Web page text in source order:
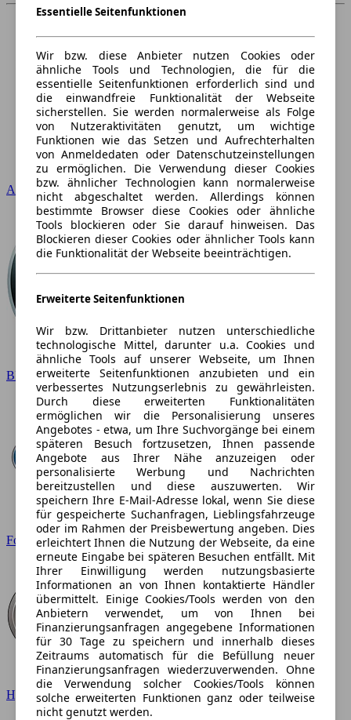
Audi
BMW
Ford
Hyundai
Essentielle Seitenfunktionen
Wir bzw. diese Anbieter nutzen Cookies oder
ähnliche Tools und Technologien, die für die
essentielle Seitenfunktionen erforderlich sind und
die einwandfreie Funktionalität der Webseite
sicherstellen. Sie werden normalerweise als Folge
von Nutzeraktivitäten genutzt, um wichtige
Funktionen wie das Setzen und Aufrechterhalten
von Anmeldedaten oder Datenschutzeinstellungen
zu ermöglichen. Die Verwendung dieser Cookies
bzw. ähnlicher Technologien kann normalerweise
nicht abgeschaltet werden. Allerdings können
bestimmte Browser diese Cookies oder ähnliche
Tools blockieren oder Sie darauf hinweisen. Das
Blockieren dieser Cookies oder ähnlicher Tools kann
die Funktionalität der Webseite beeinträchtigen.
Erweiterte Seitenfunktionen
Wir bzw. Drittanbieter nutzen unterschiedliche
technologische Mittel, darunter u.a. Cookies und
ähnliche Tools auf unserer Webseite, um Ihnen
erweiterte Seitenfunktionen anzubieten und ein
verbessertes Nutzungserlebnis zu gewährleisten.
Durch diese erweiterten Funktionalitäten
ermöglichen wir die Personalisierung unseres
Angebotes - etwa, um Ihre Suchvorgänge bei einem
späteren Besuch fortzusetzen, Ihnen passende
Angebote aus Ihrer Nähe anzuzeigen oder
personalisierte Werbung und Nachrichten
bereitzustellen und diese auszuwerten. Wir
speichern Ihre E-Mail-Adresse lokal, wenn Sie diese
für gespeicherte Suchanfragen, Lieblingsfahrzeuge
oder im Rahmen der Preisbewertung angeben. Dies
erleichtert Ihnen die Nutzung der Webseite, da eine
erneute Eingabe bei späteren Besuchen entfällt. Mit
Ihrer Einwilligung werden nutzungsbasierte
Informationen an von Ihnen kontaktierte Händler
übermittelt. Einige Cookies/Tools werden von den
Anbietern verwendet, um von Ihnen bei
Finanzierungsanfragen angegebene Informationen
für 30 Tage zu speichern und innerhalb dieses
Zeitraums automatisch für die Befüllung neuer
Finanzierungsanfragen wiederzuverwenden. Ohne
die Verwendung solcher Cookies/Tools können
solche erweiterten Funktionen ganz oder teilweise
nicht genutzt werden.